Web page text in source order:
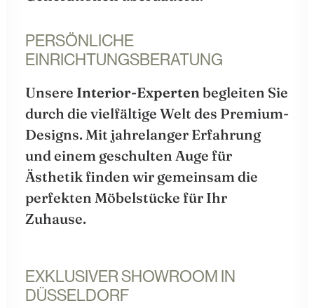
PERSÖNLICHE
EINRICHTUNGSBERATUNG
Unsere Interior-Expertenbegleiten Sie
durch die vielfältige Welt des Premium-
Designs. Mit jahrelanger Erfahrung
und einem geschulten Auge für
Ästhetik finden wir gemeinsam die
perfekten Möbelstücke für Ihr
Zuhause.
EXKLUSIVER SHOWROOM IN
DÜSSELDORF